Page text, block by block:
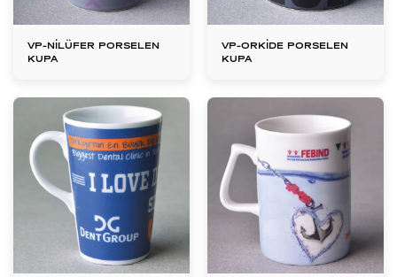
VP-NİLÜFER PORSELEN
KUPA
VP-ORKİDE PORSELEN
KUPA